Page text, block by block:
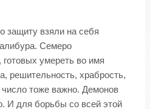
защиту взяли на себя
Семеро
умереть во имя
решительность, храбрость,
тоже важно. Демонов
И для борьбы со всей этой